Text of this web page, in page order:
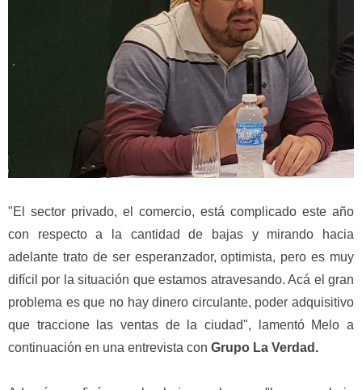
"El sector privado, el comercio, está complicado este año
con respecto a la cantidad de bajas y mirando hacia
adelante trato de ser esperanzador, optimista, pero es muy
difícil por la situación que estamos atravesando. Acá el gran
problema es que no hay dinero circulante, poder adquisitivo
que traccione las ventas de la ciudad", lamentó Melo a
continuación en una entrevista con Grupo La Verdad.